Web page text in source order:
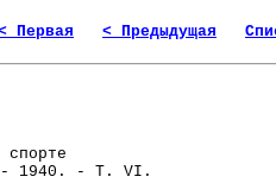
Первая < Предыдущая
1940. - Т. VI.